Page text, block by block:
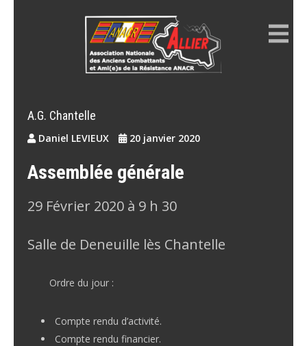
A.G. Chantelle
Daniel LEVIEUX 20 janvier 2020
Assemblée générale
29 Février 2020 à 9 h 30
Salle de Deneuille lès Chantelle
Ordre du jour :
Compte rendu d’activité.
Compte rendu financier.